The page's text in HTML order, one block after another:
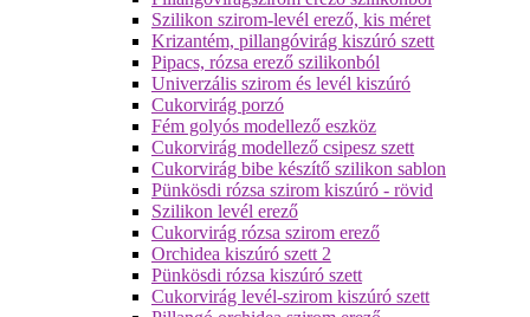
Szilikon szirom-levél erező, kis méret
Krizantém, pillangóvirág kiszúró szett
Pipacs, rózsa erező szilikonból
Univerzális szirom és levél kiszúró
Cukorvirág porzó
Fém golyós modellező eszköz
Cukorvirág modellező csipesz szett
Cukorvirág bibe készítő szilikon sablon
Pünkösdi rózsa szirom kiszúró - rövid
Szilikon levél erező
Cukorvirág rózsa szirom erező
Orchidea kiszúró szett 2
Pünkösdi rózsa kiszúró szett
Cukorvirág levél-szirom kiszúró szett